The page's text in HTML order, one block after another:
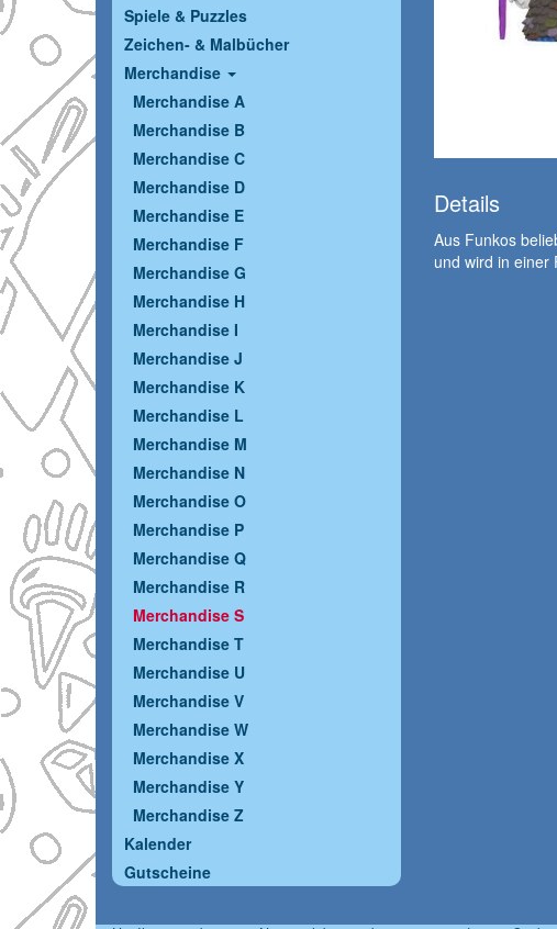
Spiele & Puzzles
Zeichen- & Malbücher
Merchandise
Merchandise A
Merchandise B
Merchandise C
Merchandise D
Merchandise E
Merchandise F
Merchandise G
Merchandise H
Merchandise I
Merchandise J
Merchandise K
Merchandise L
Merchandise M
Merchandise N
Merchandise O
Merchandise P
Merchandise Q
Merchandise R
Merchandise S
Merchandise T
Merchandise U
Merchandise V
Merchandise W
Merchandise X
Merchandise Y
Merchandise Z
Kalender
Gutscheine
Details
Aus Funkos
und wird in einer